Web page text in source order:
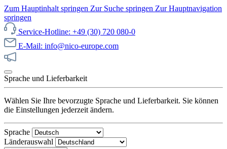
Zum Hauptinhalt springen Zur Suche springen Zur Hauptnavigation
springen
Service-Hotline: +49 (30) 720 080-0
E-Mail: info@nico-europe.com
Sprache und Lieferbarkeit
Wählen Sie Ihre bevorzugte Sprache und Lieferbarkeit. Sie können
die Einstellungen jederzeit ändern.
Sprache
Länderauswahl